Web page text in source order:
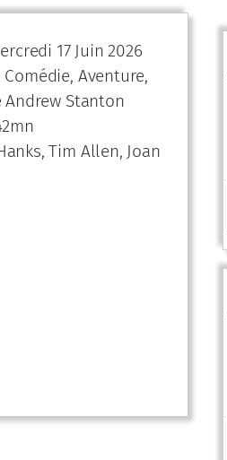
17 Juin 2026
Aventure,
Andrew Stanton
Tim Allen, Joan